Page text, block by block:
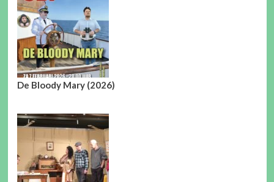
De Bloody Mary (2026)